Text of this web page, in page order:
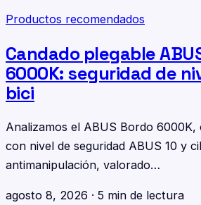
Productos recomendados
Candado plegable
6000K: seguridad de
bici
Analizamos el ABUS Bordo 6000K,
con nivel de seguridad ABUS 10 y
antimanipulación, valorado…
agosto 8, 2026 · 5 min de lectura